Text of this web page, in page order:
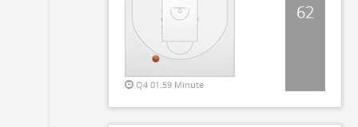
Q4 01:59 Minute
62